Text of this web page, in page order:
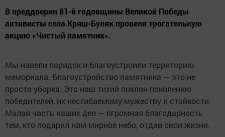
В преддверии 81-й годовщины Великой Победы
активисты села Кряш-Буляк провели трогательную
акцию «Чистый памятник».
Мы навели порядок и благоустроили территорию
мемориала. Благоустройство памятника — это не
просто уборка. Это наш тихий поклон поколению
победителей, их несгибаемому мужеству и стойкости.
Малая часть наших дел — огромная благодарность
тем, кто подарил нам мирное небо, отдав свои жизни.